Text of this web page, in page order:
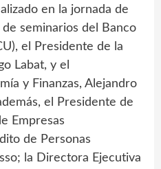
en la jornada de
seminarios del Banco
el Presidente de la
Labat, y el
y Finanzas, Alejandro
el Presidente de
Empresas
de Personas
la Directora Ejecutiva